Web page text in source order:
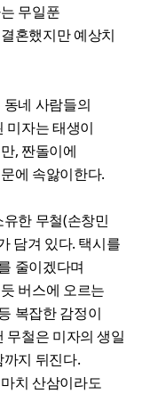
무일푼
혼했지만 예상치
네 사람들의
미자는 태생이
, 짠돌이에
에 속앓이한다.
한 무철(손창민
담겨 있다. 택시를
줄이겠다며
버스에 오르는
복잡한 감정이
무철은 미자의 생일
지 뒤진다.
치 산삼이라도